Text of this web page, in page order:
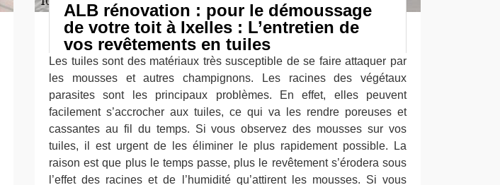
ALB rénovation : pour le démoussage
de votre toit à Ixelles : L’entretien de
vos revêtements en tuiles
Les tuiles sont des matériaux très susceptible de se faire attaquer par
les mousses et autres champignons. Les racines des végétaux
parasites sont les principaux problèmes. En effet, elles peuvent
facilement s’accrocher aux tuiles, ce qui va les rendre poreuses et
cassantes au fil du temps. Si vous observez des mousses sur vos
tuiles, il est urgent de les éliminer le plus rapidement possible. La
raison est que plus le temps passe, plus le revêtement s’érodera sous
l’effet des racines et de l’humidité qu’attirent les mousses. Si vous